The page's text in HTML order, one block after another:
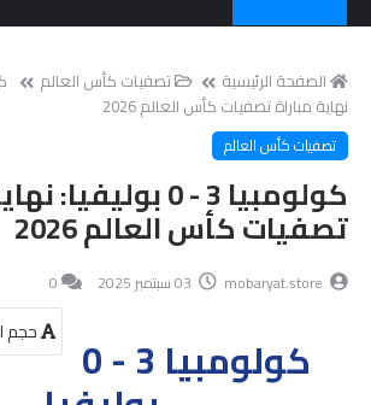
الصفحة الرئيسية تصفيات كأس العالم
نهاية مباراة تصفيات كأس العالم 2026
تصفيات كأس العالم
كولومبيا 3 - 0
تصفيات كأس العالم 2026
mobaryat.store
0
حجم كولومبيا 3 - 0